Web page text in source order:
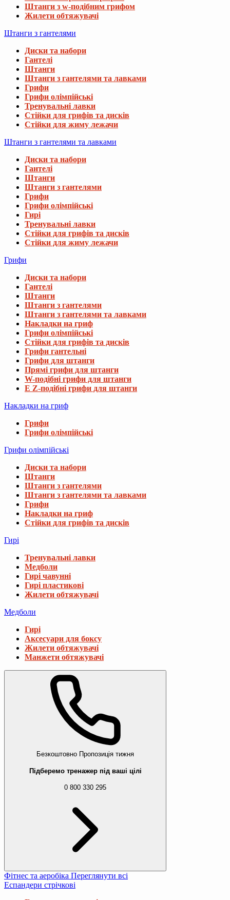
Штанги з w-подібним грифом
Жилети обтяжувачі
Штанги з гантелями
Диски та набори
Гантелі
Штанги
Штанги з гантелями та лавками
Грифи
Грифи олімпійські
Тренувальні лавки
Стійки для грифів та дисків
Стійки для жиму лежачи
Штанги з гантелями та лавками
Диски та набори
Гантелі
Штанги
Штанги з гантелями
Грифи
Грифи олімпійські
Гирі
Тренувальні лавки
Стійки для грифів та дисків
Стійки для жиму лежачи
Грифи
Диски та набори
Гантелі
Штанги
Штанги з гантелями
Штанги з гантелями та лавками
Накладки на гриф
Грифи олімпійські
Стійки для грифів та дисків
Грифи гантельні
Грифи для штанги
Прямі грифи для штанги
W-подібні грифи для штанги
E Z-подібні грифи для штанги
Накладки на гриф
Грифи
Грифи олімпійські
Грифи олімпійські
Диски та набори
Штанги
Штанги з гантелями
Штанги з гантелями та лавками
Грифи
Накладки на гриф
Стійки для грифів та дисків
Гирі
Тренувальні лавки
Медболи
Гирі чавунні
Гирі пластикові
Жилети обтяжувачі
Медболи
Гирі
Аксесуари для боксу
Жилети обтяжувачі
Манжети обтяжувачі
Безкоштовно Пропозиція тижня
Підберемо тренажер під ваші цілі
0 800 330 295
Фітнес та аеробіка Переглянути всі
Еспандери стрічкові